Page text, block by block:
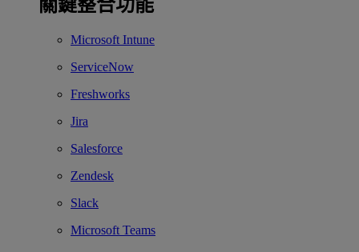
關鍵整合功能
Microsoft Intune
ServiceNow
Freshworks
Jira
Salesforce
Zendesk
Slack
Microsoft Teams